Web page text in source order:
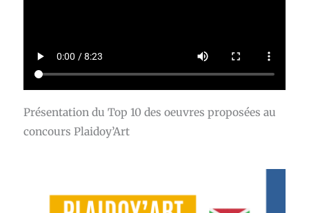
Présentation du Top 10 des oeuvres proposées au
concours Plaidoy’Art